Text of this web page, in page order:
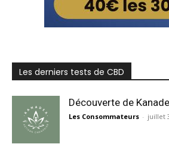
Les derniers tests de CBD
Découverte de
Les Consommateurs - juillet